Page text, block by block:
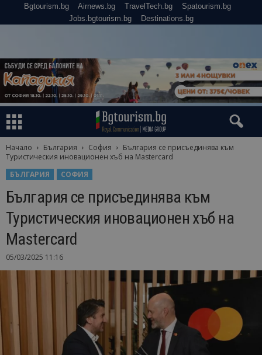
Bgtourism.bg Airnews.bg TravelTech.bg
Spatourism.bg
Jobs.bgtourism.bg
Destinations.bg
Начало България София
България се присъединява към
Туристическия иновационен хъб на Mastercard
БЪЛГАРИЯ
СОФИЯ
България се присъединява към
Туристическия иновационен хъб на
Mastercard
05/03/2025 11:16